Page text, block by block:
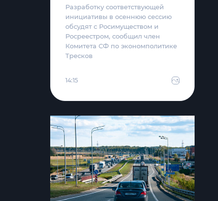
Разработку соответствующей
инициативы в осеннюю сессию
обсудят с Росимуществом и
Росреестром, сообщил член
Комитета СФ по экономполитике
Тресков
14:15